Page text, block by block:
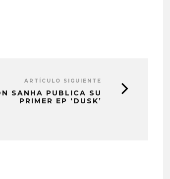
ARTÍCULO SIGUIENTE
SANHA PUBLICA SU
PRIMER EP ‘DUSK’